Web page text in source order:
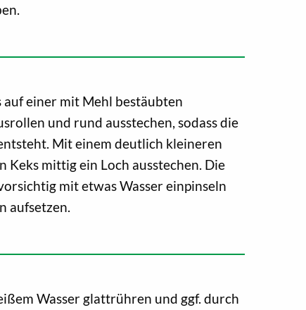
auf einer mit Mehl bestäubten
und rund ausstechen, sodass die
Mit einem deutlich kleineren
Keks mittig ein Loch ausstechen. Die
mit etwas Wasser einpinseln
aufsetzen.
Wasser glattrühren und ggf. durch